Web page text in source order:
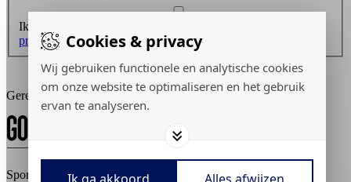
Cookies & privacy
Wij gebruiken functionele en analytische cookies
om onze website te optimaliseren en het gebruik
ervan te analyseren.
Ik ontvang graag de nieuwsbrief en ga akkoord met de
privacyverklaring.
Inschrijven
Gerealiseerd door:
Sport Knowhow XL © 2026